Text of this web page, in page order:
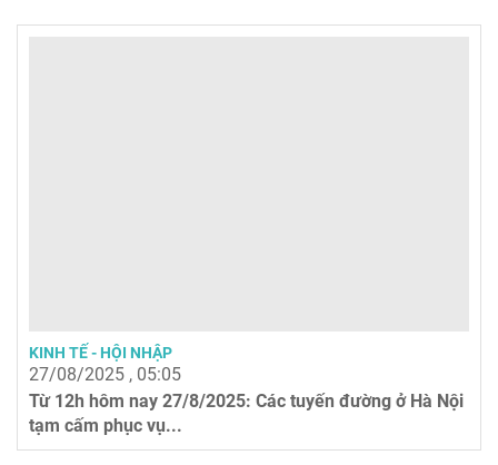
KINH TẾ - HỘI NHẬP
27/08/2025 , 05:05
Từ 12h hôm nay 27/8/2025: Các tuyến đường ở Hà Nội
tạm cấm phục vụ...